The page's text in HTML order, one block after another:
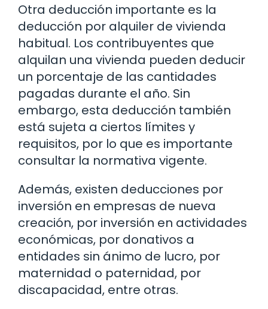
Otra deducción importante es la
deducción por alquiler de vivienda
habitual. Los contribuyentes que
alquilan una vivienda pueden deducir
un porcentaje de las cantidades
pagadas durante el año. Sin
embargo, esta deducción también
está sujeta a ciertos límites y
requisitos, por lo que es importante
consultar la normativa vigente.
Además, existen deducciones por
inversión en empresas de nueva
creación, por inversión en actividades
económicas, por donativos a
entidades sin ánimo de lucro, por
maternidad o paternidad, por
discapacidad, entre otras.